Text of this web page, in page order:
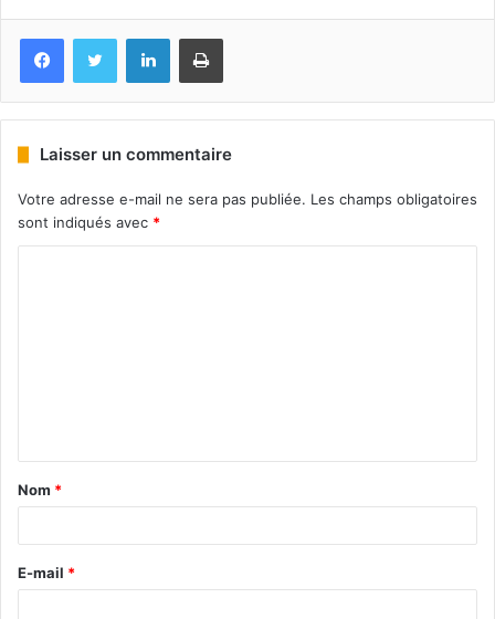
FacebookTwitter LinkedinImprimer
Laisser un commentaire
Votre adresse e-mail ne sera pas publiée. Les champs obligatoires
sont indiqués avec *
Nom *
E-mail *